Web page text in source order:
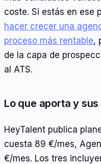
coste. Si estás en ese
hacer crecer una
proceso más rentable,
de la capa de
al ATS.
Lo que aporta y
HeyTalent publica
cuesta 89 €/mes,
€/mes. Los tres